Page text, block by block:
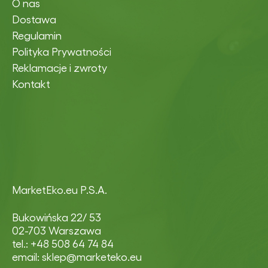
MarketEko.eu P.S.A.
Bukowińska 22/ 53
02-703 Warszawa
tel.: +48 508 64 74 84
email: sklep@marketeko.eu
Dostawa
Regulamin
Polityka Prywatności
Reklamacje i zwroty
Kontakt